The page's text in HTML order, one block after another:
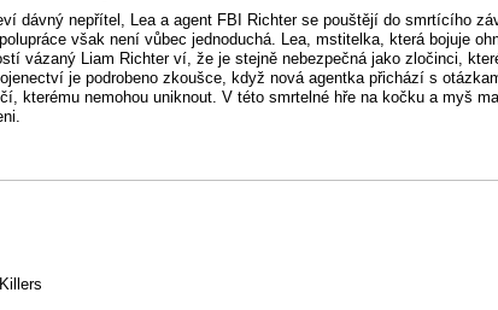
dávný nepřítel, Lea a agent FBI Richter se pouštějí do smrtícího
však není vůbec jednoduchá. Lea, mstitelka, která bojuje
vázaný Liam Richter ví, že je stejně nebezpečná jako zločinci,
je podrobeno zkoušce, když nová agentka přichází s
kterému nemohou uniknout. V této smrtelné hře na kočku a myš